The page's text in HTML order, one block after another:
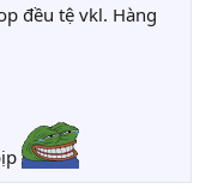
đều tệ vkl. Hàng